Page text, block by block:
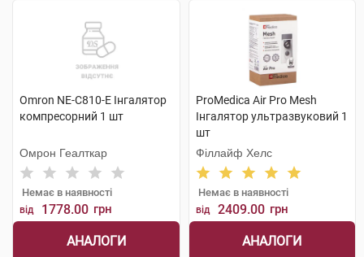
Omron NE-C810-E Інгалятор
компресорний 1 шт
Омрон Геалткар
Немає в наявності
від 1778.00 грн
АНАЛОГИ
ProMedica Air Pro Mesh
Інгалятор ультразвуковий 1
шт
Філлайф Хелс
Немає в наявності
від 2409.00 грн
АНАЛОГИ